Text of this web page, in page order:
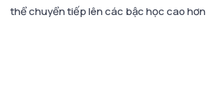
thể chuyển tiếp lên các bậc học cao hơn